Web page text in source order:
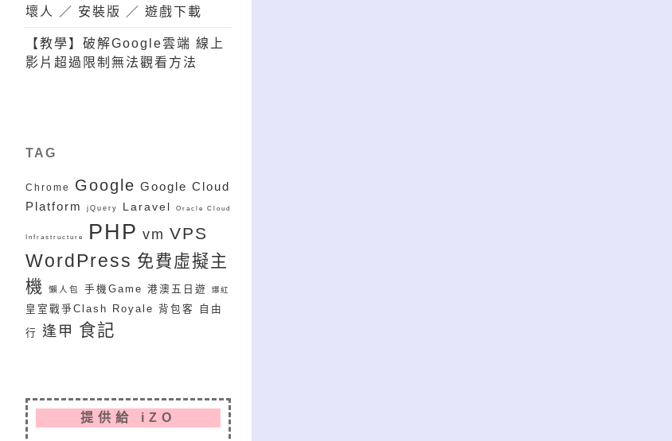
壞人 ／ 安裝版 ／ 遊戲下載
【教學】破解Google雲端 線上
影片超過限制無法觀看方法
TAG
Chrome Google Google Cloud
Platform
jQuery Laravel Oracle Cloud
Infrastructure PHP vm VPS
WordPress 免費虛擬主
機
懶人包 手機Game 港澳五日遊 爆紅
皇室戰爭Clash Royale 背包客 自由
行 逢甲 食記
提供給 iZO